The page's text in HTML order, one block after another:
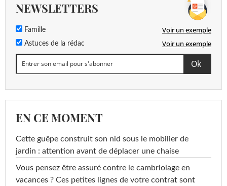
NEWSLETTERS
Famille Voir un exemple
Astuces de la rédac Voir un exemple
EN CE MOMENT
Cette guêpe construit son nid sous le mobilier de
jardin : attention avant de déplacer une chaise
Vous pensez être assuré contre le cambriolage en
vacances ? Ces petites lignes de votre contrat sont